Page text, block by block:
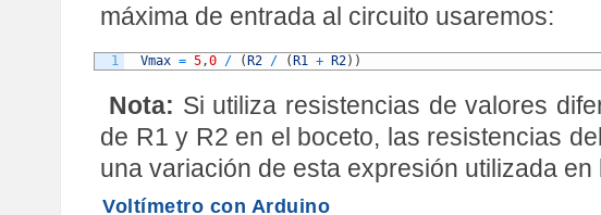
máxima de entrada al circuito usaremos:
1 Vmax = 5,0 / ( R2 / ( R1 + R2) )
Nota: Si utiliza resistencias de valores
de R1 y R2 en el boceto, las resistencias
una variación de esta expresión utilizada en
Voltímetro con Arduino